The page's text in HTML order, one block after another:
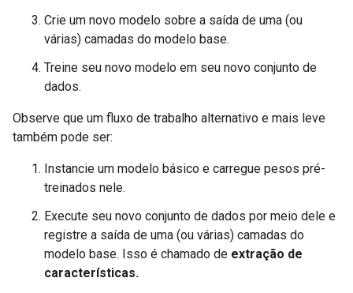
Crie um novo modelo sobre a saída de uma (ou
várias) camadas do modelo base.
Treine seu novo modelo em seu novo conjunto de
dados.
Observe que um fluxo de trabalho alternativo e mais leve
também pode ser:
Instancie um modelo básico e carregue pesos pré-
treinados nele.
Execute seu novo conjunto de dados por meio dele e
registre a saída de uma (ou várias) camadas do
modelo base. Isso é chamado de extração de
características.